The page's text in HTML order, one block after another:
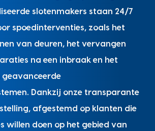
slotenmakers staan 24/7
spoedinterventies, zoals het
van deuren, het vervangen
na een inbraak en het
Dankzij onze transparante
afgestemd op klanten die
willen doen op het gebied van